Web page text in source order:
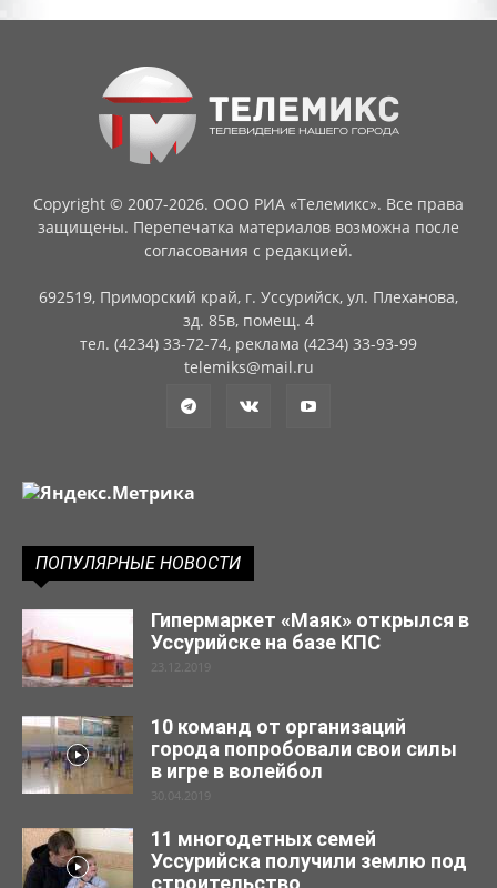
Copyright © 2007-2026. ООО РИА «Телемикс». Все права
защищены. Перепечатка материалов возможна после
согласования с редакцией.
692519, Приморский край, г. Уссурийск, ул. Плеханова,
зд. 85в, помещ. 4
тел. (4234) 33-72-74, реклама (4234) 33-93-99
telemiks@mail.ru
ПОПУЛЯРНЫЕ НОВОСТИ
Гипермаркет «Маяк» открылся в
Уссурийске на базе КПС
23.12.2019
10 команд от организаций
города попробовали свои силы
в игре в волейбол
30.04.2019
11 многодетных семей
Уссурийска получили землю под
строительство